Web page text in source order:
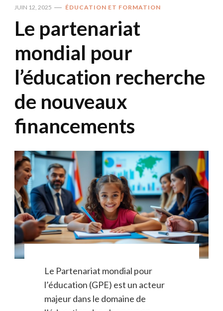
JUIN 12, 2025 ÉDUCATION ET FORMATION
Le partenariat
mondial pour
l’éducation recherche
de nouveaux
financements
Le Partenariat mondial pour
l’éducation (GPE) est un acteur
majeur dans le domaine de